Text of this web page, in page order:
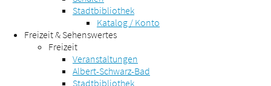
Stadtbibliothek
Katalog / Konto
Freizeit & Sehenswertes
Freizeit
Veranstaltungen
Albert-Schwarz-Bad
Stadtbibliothek